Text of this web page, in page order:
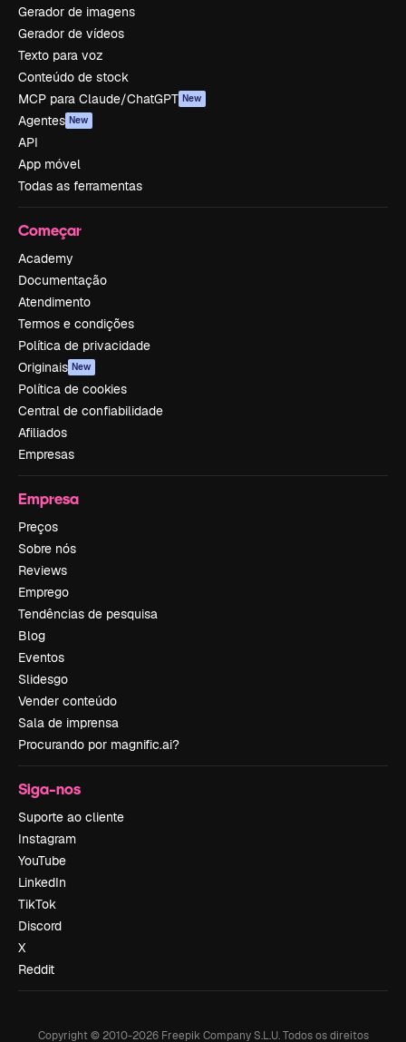
Gerador de imagens
Gerador de vídeos
Texto para voz
Conteúdo de stock
MCP para Claude/ChatGPT New
Agentes New
API
App móvel
Todas as ferramentas
Começar
Academy
Documentação
Atendimento
Termos e condições
Política de privacidade
Originais New
Política de cookies
Central de confiabilidade
Afiliados
Empresas
Empresa
Preços
Sobre nós
Reviews
Emprego
Tendências de pesquisa
Blog
Eventos
Slidesgo
Vender conteúdo
Sala de imprensa
Procurando por magnific.ai?
Siga-nos
Suporte ao cliente
Instagram
YouTube
LinkedIn
TikTok
Discord
X
Reddit
Copyright © 2010-2026Freepik Company S.L.U. Todos os direitos